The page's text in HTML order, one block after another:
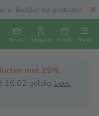
en Back2school producten!
Service Inloggen Mandje Menu
met 25%
geldig Lees